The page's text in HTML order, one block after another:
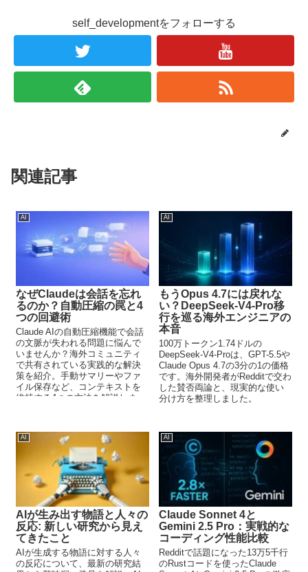
self_developmentをフォローする
関連記事
AI
なぜClaudeは会話を忘れ
るのか？自動圧縮の罠と4
つの回避術
Claude AIの自動圧縮機能で会話
の文脈が失われる問題に悩んで
いませんか？海外コミュニティ
で共有されている実践的な解決
策を紹介。手動サマリーやファ
イル保存など、コンテキストを
維持する4つの方法を解説しま
AI
もうOpus 4.7には戻れな
い？DeepSeek-V4-Pro移
行を巡る海外エンジニアの
本音
100万トークン1.74ドルの
DeepSeek-V4-Proは、GPT-5.5や
Claude Opus 4.7の3分の1の価格
です。海外開発者がRedditで交わ
した賛否両論と、現実的な使い
分け方を整理しました。
AI
AIが生み出す物語と人々の
反応: 新しい研究から見え
てきたこと
AIが生成する物語に対する人々
の反応について、最新の研究結
AI
Claude Sonnet 4と
Gemini 2.5 Pro：実戦的な
コーディング性能比較
Redditで話題になった13万5千行
のRustコードを使ったClaude